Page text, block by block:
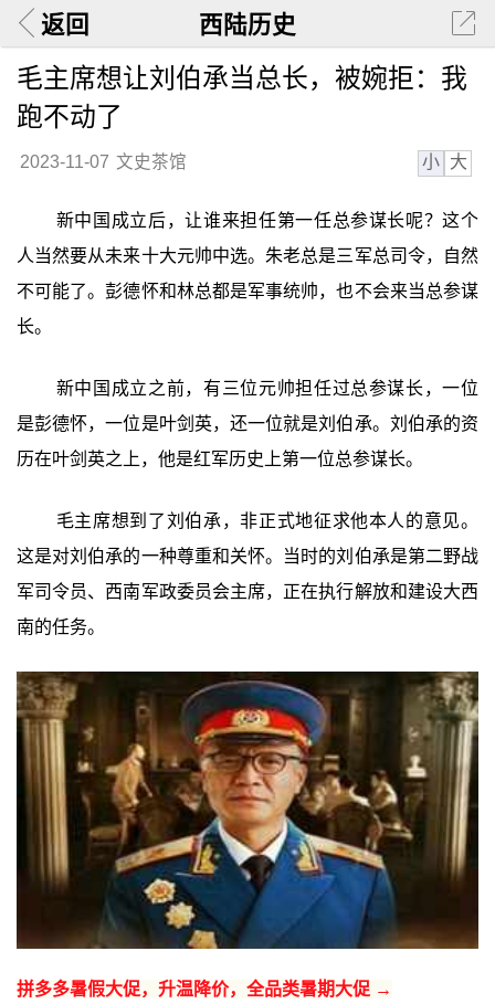
返回 西陆历史
毛主席想让刘伯承当总长，被婉拒：我
跑不动了
2023-11-07 文史茶馆 小 大
新中国成立后，让谁来担任第一任总参谋长呢？这个
人当然要从未来十大元帅中选。朱老总是三军总司令，自然
不可能了。彭德怀和林总都是军事统帅，也不会来当总参谋
长。
新中国成立之前，有三位元帅担任过总参谋长，一位
是彭德怀，一位是叶剑英，还一位就是刘伯承。刘伯承的资
历在叶剑英之上，他是红军历史上第一位总参谋长。
毛主席想到了刘伯承，非正式地征求他本人的意见。
这是对刘伯承的一种尊重和关怀。当时的刘伯承是第二野战
军司令员、西南军政委员会主席，正在执行解放和建设大西
南的任务。
拼多多暑假大促，升温降价，全品类暑期大促 →